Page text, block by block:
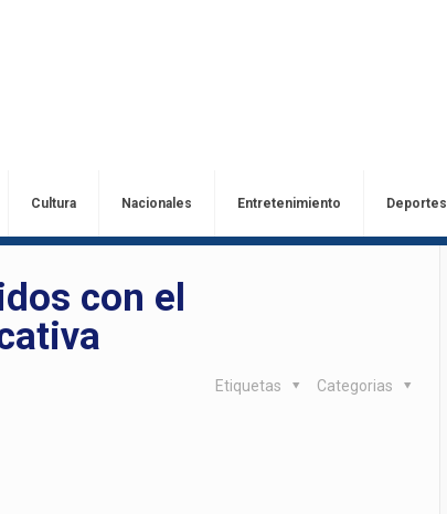
Cultura Nacionales Entretenimiento Deportes
con el
Categorias
Etiquetas